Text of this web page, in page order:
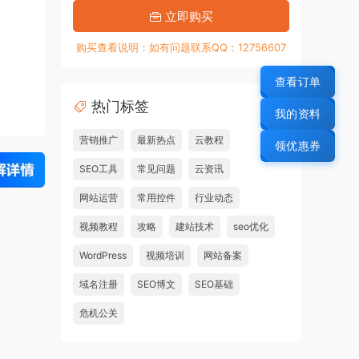
立即购买
购买查看说明：如有问题联系QQ：12756607
热门标签
营销推广 最新热点 云教程
SEO工具 常见问题 云资讯
网站运营 常用控件 行业动态
视频教程 攻略 建站技术 seo优化
WordPress 视频培训 网站备案
域名注册 SEO博文 SEO基础
危机公关
查看订单
我的资料
领优惠券